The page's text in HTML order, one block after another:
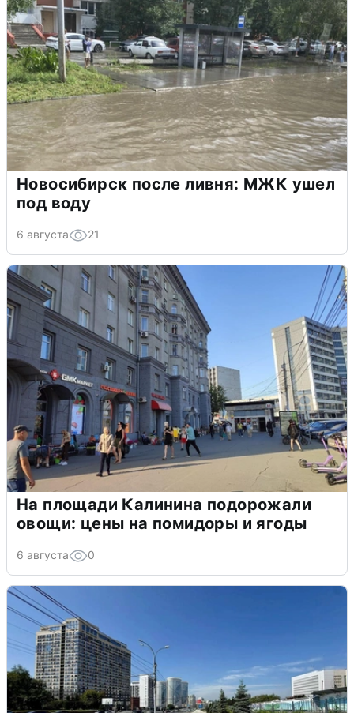
Новосибирск после ливня: МЖК ушел
под воду
6 августа 21
На площади Калинина подорожали
овощи: цены на помидоры и ягоды
6 августа 0